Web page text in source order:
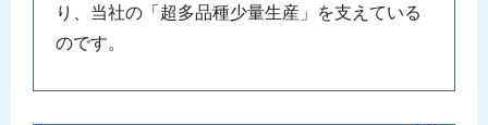
り、当社の「超多品種少量生産」を支えている
のです。